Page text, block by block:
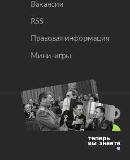
Вакансии
RSS
Правовая информация
Мини-игры
Все права защищены.